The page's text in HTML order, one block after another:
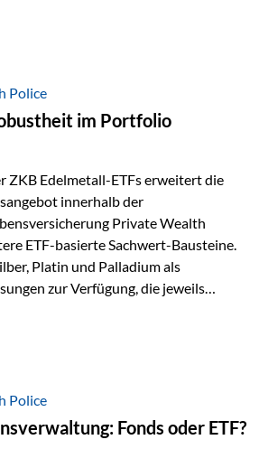
Life lassen sich beide Ansätze
und Stabilisierung. 1)
oder bewusst? Global investieren
bildet die Weltmärkte möglichst
Police
im Portfolio
ZKB Edelmetall-ETFs erweitert die
innerhalb der
Private Wealth
ETF-basierte Sachwert-Bausteine.
Platin und Palladium als
zur Verfügung, die jeweils
Marktmeinungen, sondern auf
Stabilisierung – eingebettet in eine
Die
Liechtenstein als Strukturprinzip Die
Police
Fonds oder ETF?